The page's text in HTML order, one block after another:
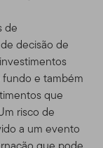
de
decisão de
e também
que
risco de
a um evento